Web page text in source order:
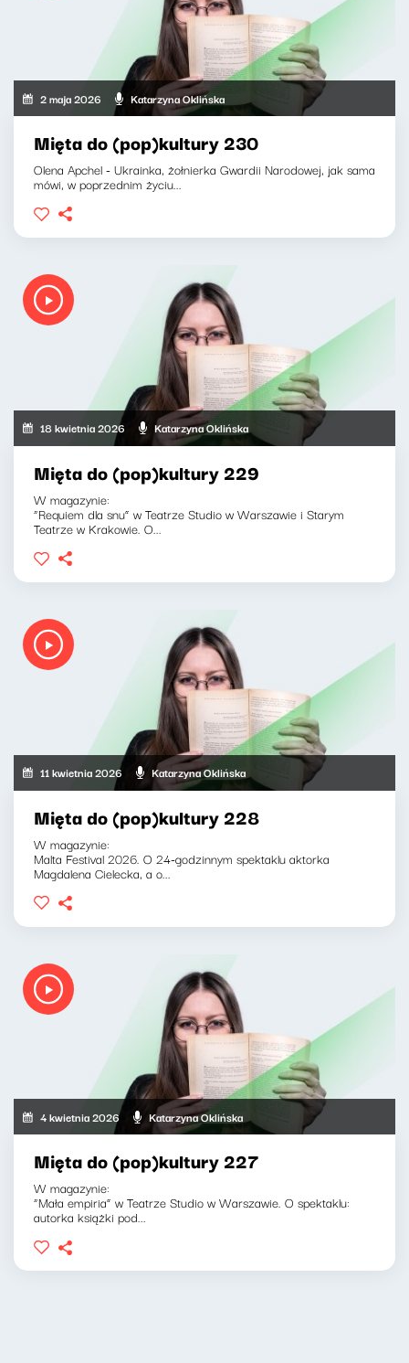
2 maja 2026 Katarzyna Oklińska
Mięta do (pop)kultury 230
Olena Apchel - Ukrainka, żołnierka Gwardii Narodowej, jak sama
mówi, w poprzednim życiu...
18 kwietnia 2026 Katarzyna Oklińska
Mięta do (pop)kultury 229
W magazynie:
“Requiem dla snu” w Teatrze Studio w Warszawie i Starym
Teatrze w Krakowie. O...
11 kwietnia 2026 Katarzyna Oklińska
Mięta do (pop)kultury 228
W magazynie:
Malta Festival 2026. O 24-godzinnym spektaklu aktorka
Magdalena Cielecka, a o...
4 kwietnia 2026 Katarzyna Oklińska
Mięta do (pop)kultury 227
W magazynie:
“Mała empiria” w Teatrze Studio w Warszawie. O spektaklu:
autorka książki pod...